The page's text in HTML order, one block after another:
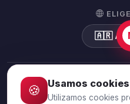
🇦🇷
© 2026 Debtalia.com.
🍪 Usamos cookies
Utilizamos cookies